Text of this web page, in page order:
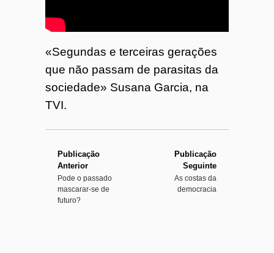
7
4
«Segundas e terceiras gerações
que não passam de parasitas da
sociedade» Susana Garcia, na
TVI.
Publicação
Anterior
Pode o passado
mascarar-se de
futuro?
Publicação
Seguinte
As costas da
democracia